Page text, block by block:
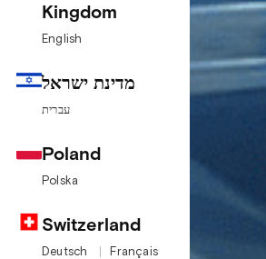
Kingdom
English
מדינת ישראל
עברית
Poland
Polska
Switzerland
Deutsch
Français